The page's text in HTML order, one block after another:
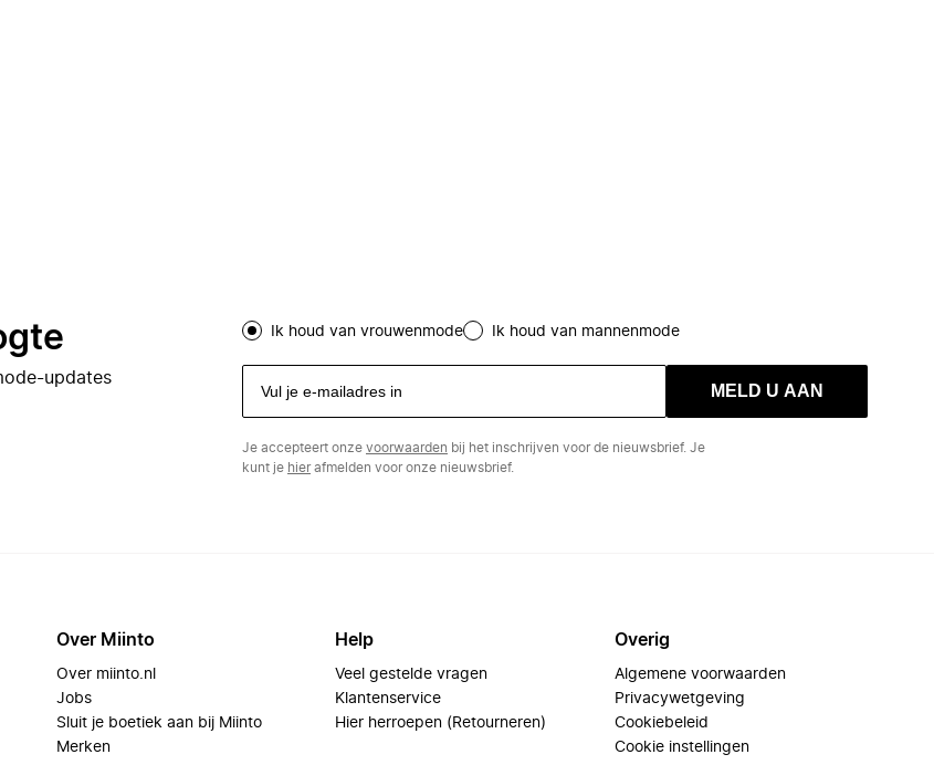
updates
Ik houd van vrouwenmode Ik houd van mannenmode
MELD U AAN
Je accepteert onze voorwaarden bij het inschrijven voor de nieuwsbrief. Je
kunt je hierafmelden voor onze nieuwsbrief.
Over Miinto
Over miinto.nl
Jobs
Sluit je boetiek aan bij Miinto
Merken
Help
Veel gestelde vragen
Klantenservice
Hier herroepen (Retourneren)
Overig
Algemene voorwaarden
Privacywetgeving
Cookiebeleid
Cookie instellingen